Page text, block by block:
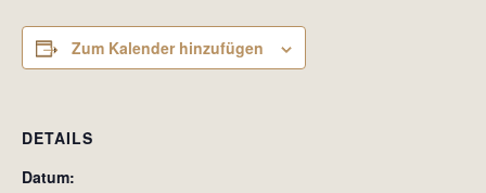
Zum Kalender hinzufügen
DETAILS
Datum: